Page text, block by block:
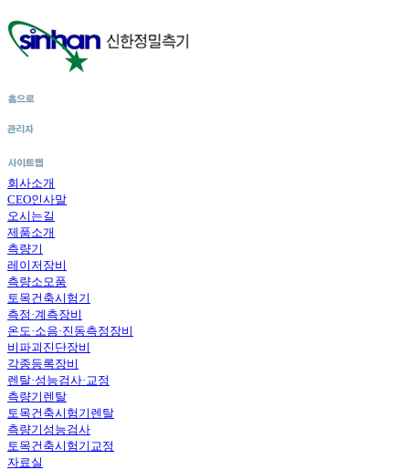
회사소개
CEO인사말
오시는길
제품소개
측량기
레이저장비
측량소모품
토목건축시험기
측정·계측장비
온도·소음·진동측정장비
비파괴진단장비
각종등록장비
렌탈·성능검사·교정
측량기렌탈
토목건축시험기렌탈
측량기성능검사
토목건축시험기교정
자료실